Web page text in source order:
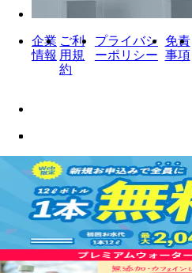
企業
情報
ご利
用規
約
プライバシ
ーポリシー
免責
事項